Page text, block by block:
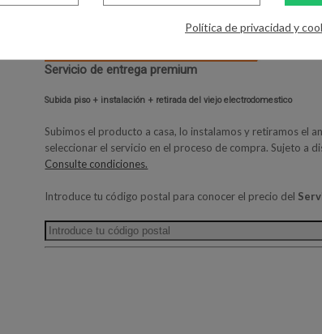
Servicio de entrega premium
Subida piso + instalación + retirada del viejo electrodomestico
Subimos el producto a casa, lo instalamos y retiramos el
seleccionar el servicio en el proceso de compra. Sujeto a
Consulte condiciones.
Introduce tu código postal para conocer el precio del
Política de privacidad y